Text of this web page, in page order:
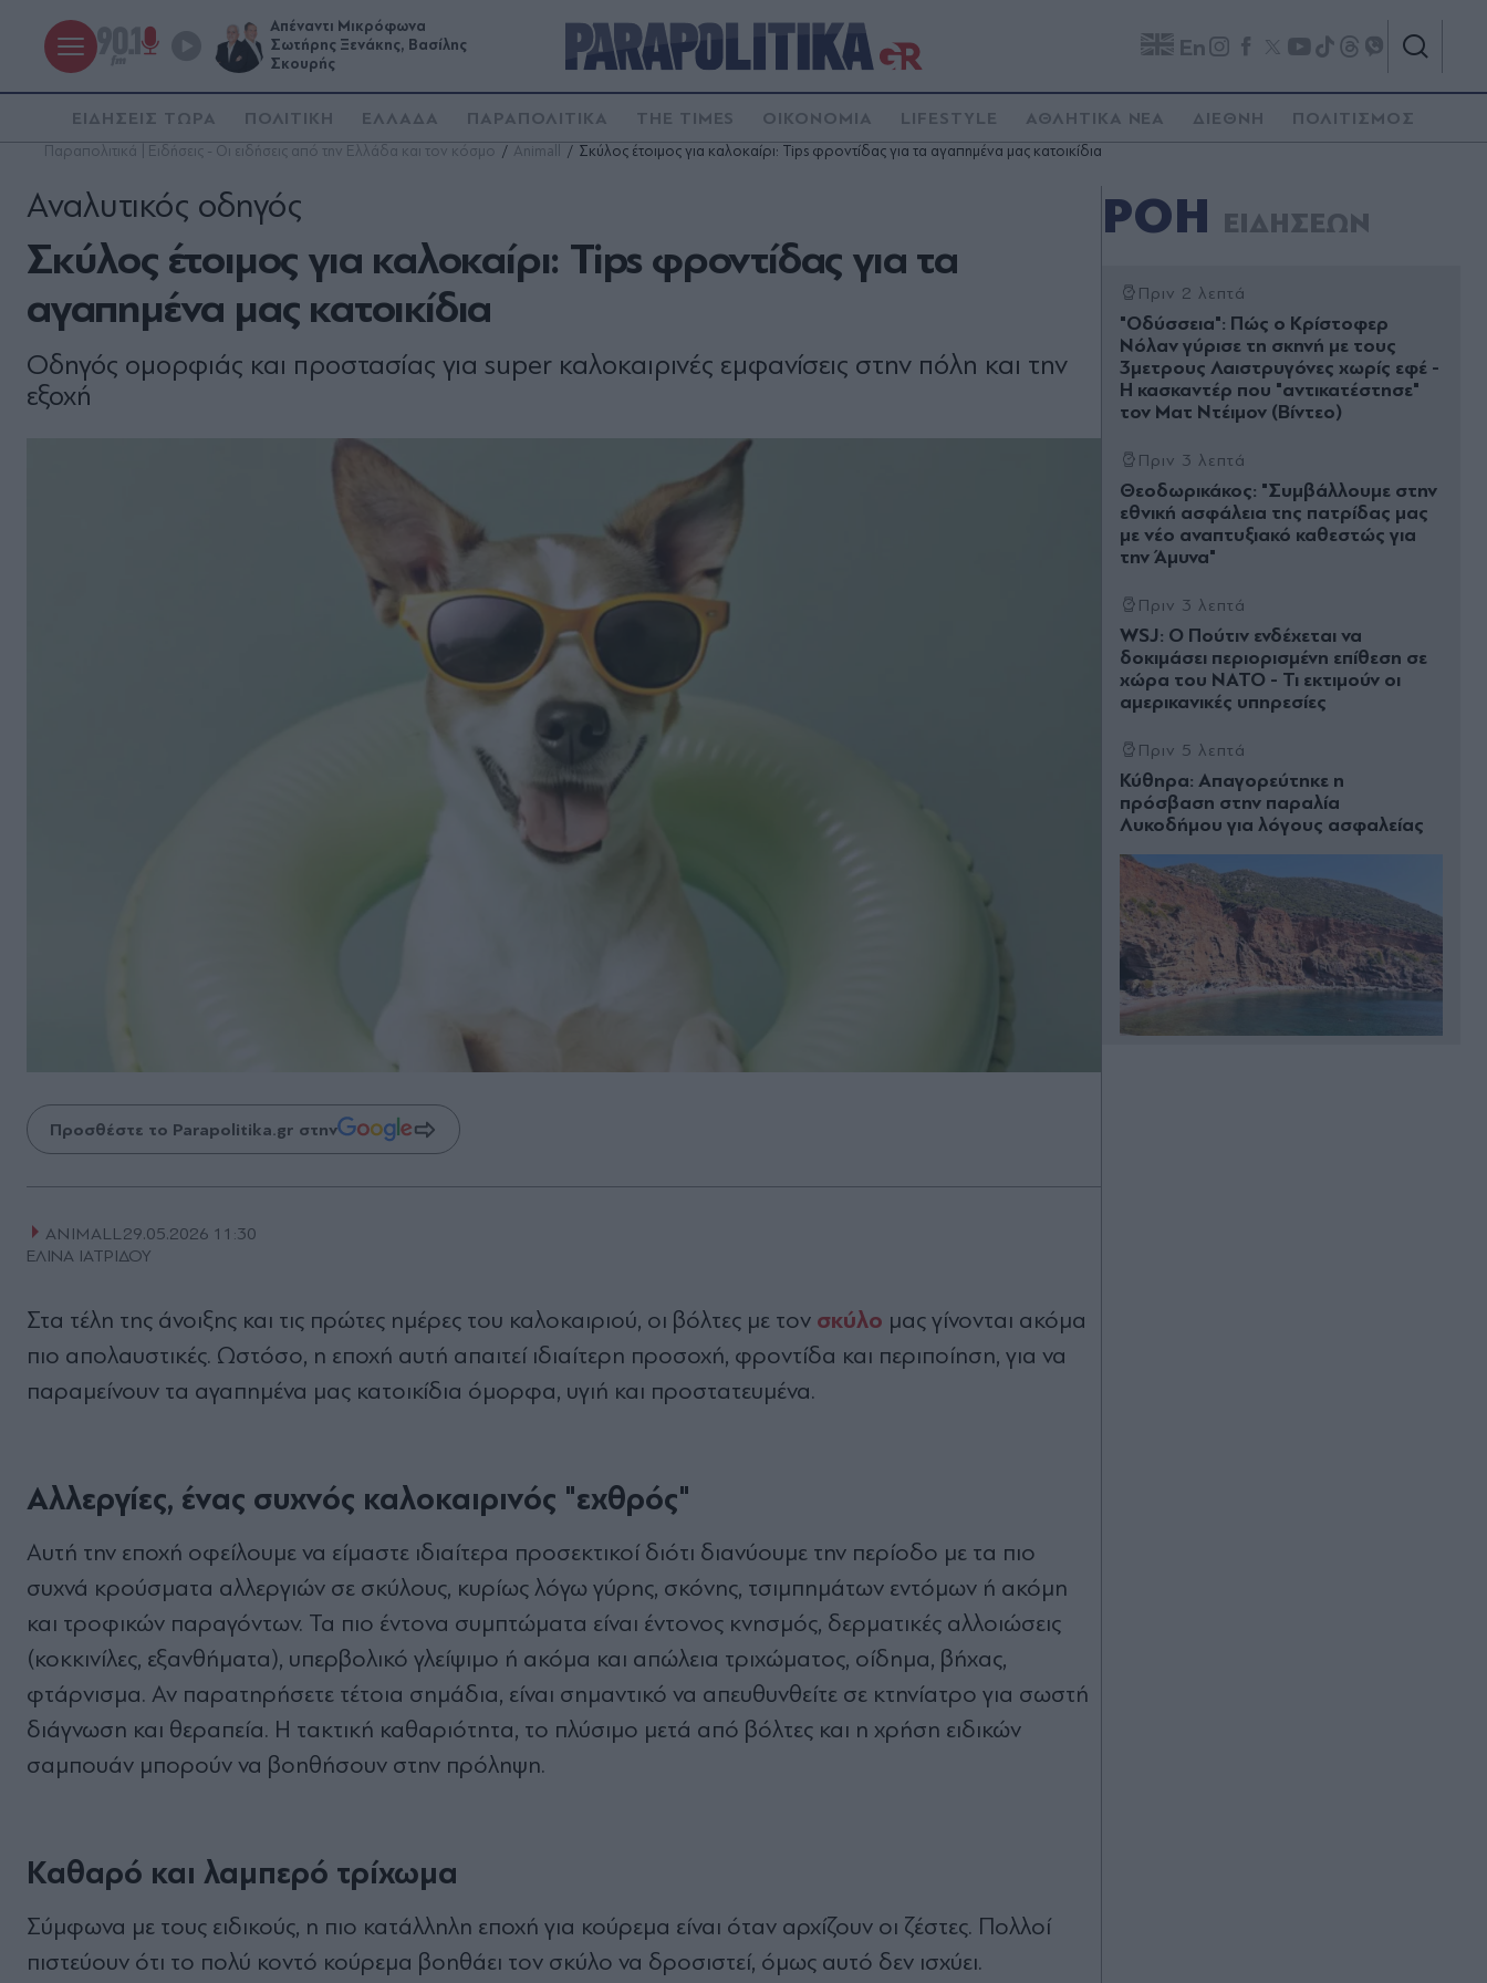
Απέναντι Μικρόφωνα
Σωτήρης Ξενάκης, Βασίλης
Σκουρής
En
ΕΙΔΗΣΕΙΣ ΤΩΡΑ ΠΟΛΙΤΙΚΗ ΕΛΛΑΔΑ ΠΑΡΑΠΟΛΙΤΙΚΑ THE TIMES ΟΙΚΟΝΟΜΙΑ LIFESTYLE ΑΘΛΗΤΙΚΑ ΝΕΑ ΔΙΕΘΝΗ ΠΟΛΙΤΙΣΜΟΣ
Παραπολιτικά | Ειδήσεις - Οι ειδήσεις από την Ελλάδα και τον κόσμο Animall Σκύλος έτοιμος για καλοκαίρι: Tips φροντίδας για τα αγαπημένα μας κατοικίδια
Σκύλος έτοιμος για καλοκαίρι: Tips φροντίδας για τα
αγαπημένα μας κατοικίδια
Αναλυτικός οδηγός
Οδηγός ομορφιάς και προστασίας για super καλοκαιρινές εμφανίσεις στην πόλη και την
εξοχή
Προσθέστε το Parapolitika.gr στην
ANIMALL29.05.2026 11:30
ΕΛΙΝΑ ΙΑΤΡΙΔΟΥ
Στα τέλη της άνοιξης και τις πρώτες ημέρες του καλοκαιριού, οι βόλτες με τον σκύλο μας γίνονται ακόμα
πιο απολαυστικές. Ωστόσο, η εποχή αυτή απαιτεί ιδιαίτερη προσοχή, φροντίδα και περιποίηση, για να
παραμείνουν τα αγαπημένα μας κατοικίδια όμορφα, υγιή και προστατευμένα.
Αλλεργίες, ένας συχνός καλοκαιρινός "εχθρός"
Αυτή την εποχή οφείλουμε να είμαστε ιδιαίτερα προσεκτικοί διότι διανύουμε την περίοδο με τα πιο
συχνά κρούσματα αλλεργιών σε σκύλους, κυρίως λόγω γύρης, σκόνης, τσιμπημάτων εντόμων ή ακόμη
και τροφικών παραγόντων. Τα πιο έντονα συμπτώματα είναι έντονος κνησμός, δερματικές αλλοιώσεις
(κοκκινίλες, εξανθήματα), υπερβολικό γλείψιμο ή ακόμα και απώλεια τριχώματος, οίδημα, βήχας,
φτάρνισμα. Αν παρατηρήσετε τέτοια σημάδια, είναι σημαντικό να απευθυνθείτε σε κτηνίατρο για σωστή
διάγνωση και θεραπεία. Η τακτική καθαριότητα, το πλύσιμο μετά από βόλτες και η χρήση ειδικών
σαμπουάν μπορούν να βοηθήσουν στην πρόληψη.
Καθαρό και λαμπερό τρίχωμα
Σύμφωνα με τους ειδικούς, η πιο κατάλληλη εποχή για κούρεμα είναι όταν αρχίζουν οι ζέστες. Πολλοί
πιστεύουν ότι το πολύ κοντό κούρεμα βοηθάει τον σκύλο να δροσιστεί, όμως αυτό δεν ισχύει.
ΡΟΗ ΕΙΔΗΣΕΩΝ
Πριν 2 λεπτά
"Οδύσσεια": Πώς ο Κρίστοφερ
Νόλαν γύρισε τη σκηνή με τους
3μετρους Λαιστρυγόνες χωρίς εφέ -
Η κασκαντέρ που "αντικατέστησε"
τον Ματ Ντέιμον (Βίντεο)
Πριν 3 λεπτά
Θεοδωρικάκος: "Συμβάλλουμε στην
εθνική ασφάλεια της πατρίδας μας
με νέο αναπτυξιακό καθεστώς για
την Άμυνα"
Πριν 3 λεπτά
WSJ: Ο Πούτιν ενδέχεται να
δοκιμάσει περιορισμένη επίθεση σε
χώρα του ΝΑΤΟ - Τι εκτιμούν οι
αμερικανικές υπηρεσίες
Πριν 5 λεπτά
Κύθηρα: Απαγορεύτηκε η
πρόσβαση στην παραλία
Λυκοδήμου για λόγους ασφαλείας